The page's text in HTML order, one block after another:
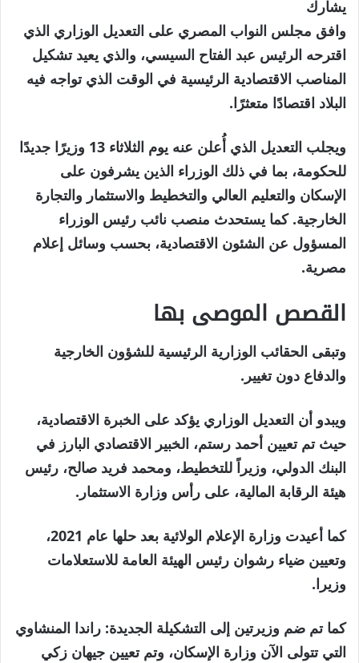
يشارك
وافق مجلس النواب المصري على التعديل الوزاري الذي
اقترحه الرئيس عبد الفتاح السيسي، والذي يعيد تشكيل
المناصب الاقتصادية الرئيسية في الوقت الذي تواجه فيه
البلاد اقتصادًا متعثرًا.
ويجلب التعديل الذي أُعلن عنه يوم الثلاثاء 13 وزيرًا جديدًا
للحكومة، بما في ذلك الوزراء الذين يشرفون على
الإسكان والتعليم العالي والتخطيط والاستثمار والتجارة
الخارجية. كما يستحدث منصب نائب رئيس الوزراء
المسؤول عن الشئون الاقتصادية، بحسب وسائل إعلام
مصرية.
القصص الموصى بها
قائمة
من
عناصر
نهاية
القائمة
وتبقى الحقائب الوزارية الرئيسية للشؤون الخارجية
والدفاع دون تغيير.
ويبدو أن التعديل الوزاري يؤكد على الخبرة الاقتصادية،
حيث تم تعيين أحمد رستم، الخبير الاقتصادي البارز في
البنك الدولي، وزيراً للتخطيط، ومحمد فريد صالح، رئيس
هيئة الرقابة المالية، على رأس وزارة الاستثمار.
كما أعيدت وزارة الإعلام الولائية بعد حلها عام 2021،
وتعيين ضياء رشوان رئيس الهيئة العامة للاستعلامات
وزيرا.
كما تم ضم وزيرتين إلى التشكيلة الجديدة: راندا المنشاوي
التي تتولى الآن وزارة الإسكان، وتم تعيين جيهان زكي